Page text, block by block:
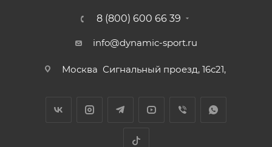
8 (800) 600 66 39
info@dynamic-sport.ru
Москва Сигнальный проезд, 16с21,